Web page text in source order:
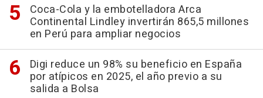
Coca-Cola y la embotelladora Arca
Continental Lindley invertirán 865,5 millones
en Perú para ampliar negocios
Digi reduce un 98% su beneficio en España
por atípicos en 2025, el año previo a su
salida a Bolsa